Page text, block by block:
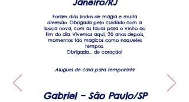
Janeiro/RJ
Foram dias lindos de magia e muita
diversão. Obrigada pelo cuidado com a
louça nova, com as taças para o vinho ao
fim do dia. Vivemos aqui, 20 anos depois,
momentos tão mágicos como naqueles
tempos.
Obrigada... de coração!
Aluguel de casa para temporada
Gabriel – São Paulo/SP